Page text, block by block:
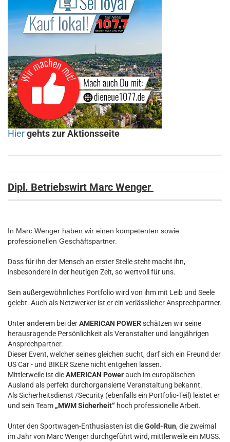
Hiergehts zur Aktionsseite
Dipl. Betriebswirt Marc Wenger
In Marc Wenger haben wir einen kompetenten sowie
professionellen Geschäftspartner.
Dass für ihn der Mensch an erster Stelle steht macht ihn,
insbesondere in der heutigen Zeit, so wertvoll für uns.
Sein außergewöhnliches Portfolio wird von ihm mit Leib und Seele
gelebt. Auch als Netzwerker ist er ein verlässlicher Ansprechpartner.
Unter anderem bei derAMERICAN POWERschätzen wir seine
herausragende Persönlichkeit als Veranstalter und langjährigen
Ansprechpartner.
Dieser Event, welcher seines gleichen sucht, darf sich ein Freund der
US Car - und BIKER Szene nicht entgehen lassen.
Mittlerweile ist dieAMERICAN Powerauch im europäischen
Ausland als perfekt durchorgansierte Veranstaltung bekannt.
Als Sicherheitsdienst /Security (ebenfalls ein Portfolio-Teil) leistet er
und sein Team „MWM Sicherheit“ hoch professionelle Arbeit.
Unter den Sportwagen-Enthusiasten ist dieGold-Run, die zweimal
im Jahr von Marc Wenger durchgeführt wird, mittlerweile ein MUSS.